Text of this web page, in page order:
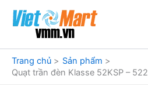
dung
Trang chủ
Sản phẩm
Quạt trần đèn Klasse 52KSP – 522